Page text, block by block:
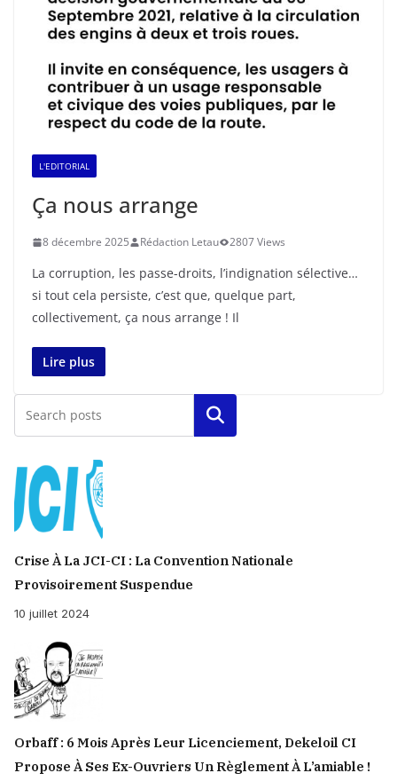
L'EDITORIAL
Ça nous arrange
8 décembre 2025 Rédaction Letau 2807 Views
La corruption, les passe-droits, l’indignation sélective…
si tout cela persiste, c’est que, quelque part,
collectivement, ça nous arrange ! Il
Lire plus
Rechercher
Crise À La JCI-CI : La Convention Nationale
Provisoirement Suspendue
10 juillet 2024
Orbaff : 6 Mois Après Leur Licenciement, Dekeloil CI
Propose À Ses Ex-Ouvriers Un Règlement À L’amiable !